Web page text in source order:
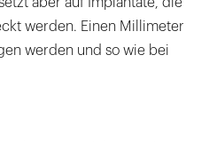
aber auf Implantate, die
werden. Einen Millimeter
werden und so wie bei